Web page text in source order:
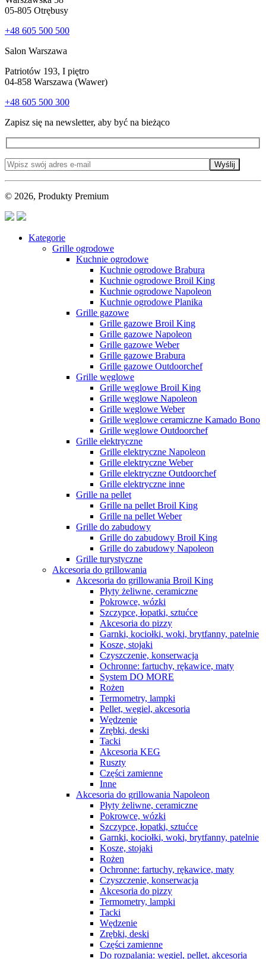
05-805 Otrębusy
+48 605 500 500
Salon Warszawa
Patriotów 193, I piętro
04-858 Warszawa (Wawer)
+48 605 500 300
Zapisz się na newsletter, aby być na bieżąco
Wyślij
© 2026, Produkty Premium
Kategorie
Grille ogrodowe
Kuchnie ogrodowe
Kuchnie ogrodowe Brabura
Kuchnie ogrodowe Broil King
Kuchnie ogrodowe Napoleon
Kuchnie ogrodowe Planika
Grille gazowe
Grille gazowe Broil King
Grille gazowe Napoleon
Grille gazowe Weber
Grille gazowe Brabura
Grille gazowe Outdoorchef
Grille węglowe
Grille węglowe Broil King
Grille węglowe Napoleon
Grille węglowe Weber
Grille węglowe ceramiczne Kamado Bono
Grille węglowe Outdoorchef
Grille elektryczne
Grille elektryczne Napoleon
Grille elektryczne Weber
Grille elektryczne Outdoorchef
Grille elektryczne inne
Grille na pellet
Grille na pellet Broil King
Grille na pellet Weber
Grille do zabudowy
Grille do zabudowy Broil King
Grille do zabudowy Napoleon
Grille turystyczne
Akcesoria do grillowania
Akcesoria do grillowania Broil King
Płyty żeliwne, ceramiczne
Pokrowce, wózki
Szczypce, łopatki, sztućce
Akcesoria do pizzy
Garnki, kociołki, woki, brytfanny, patelnie
Kosze, stojaki
Czyszczenie, konserwacja
Ochronne: fartuchy, rękawice, maty
System DO MORE
Rożen
Termometry, lampki
Pellet, węgiel, akcesoria
Wędzenie
Zrębki, deski
Tacki
Akcesoria KEG
Ruszty
Części zamienne
Inne
Akcesoria do grillowania Napoleon
Płyty żeliwne, ceramiczne
Pokrowce, wózki
Szczypce, łopatki, sztućce
Garnki, kociołki, woki, brytfanny, patelnie
Kosze, stojaki
Rożen
Ochronne: fartuchy, rękawice, maty
Czyszczenie, konserwacja
Akcesoria do pizzy
Termometry, lampki
Tacki
Wędzenie
Zrębki, deski
Części zamienne
Do rozpalania: węgiel, pellet, akcesoria